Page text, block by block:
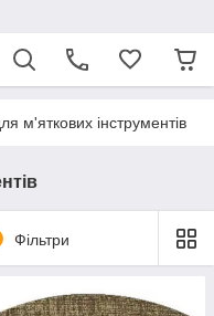
м'яткових інструментів
Фільтри